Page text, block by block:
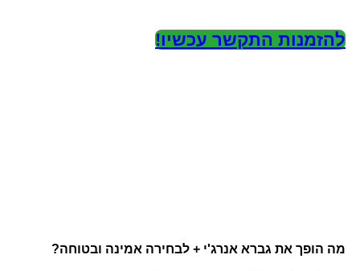
להזמנות התקשר עכשיו!
מה הופך את גברא אנרג'י + לבחירה אמינה ובטוחה?